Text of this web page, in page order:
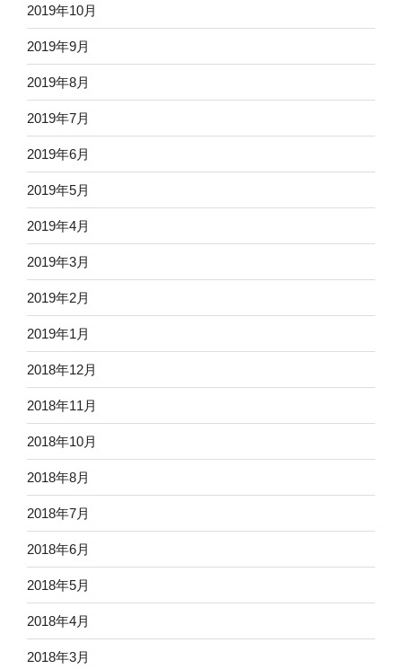
2019年10月
2019年9月
2019年8月
2019年7月
2019年6月
2019年5月
2019年4月
2019年3月
2019年2月
2019年1月
2018年12月
2018年11月
2018年10月
2018年8月
2018年7月
2018年6月
2018年5月
2018年4月
2018年3月